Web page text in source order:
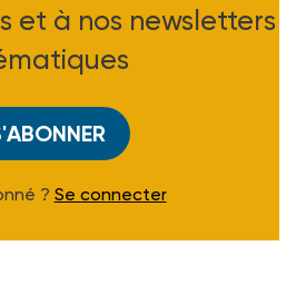
et à nos newsletters
? Se connecter